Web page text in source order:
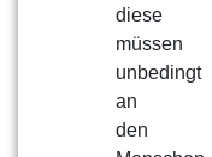
diese
müssen
unbedingt
an
den